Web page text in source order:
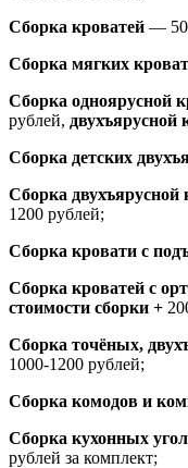
Сборка кроватей —
Сборка мягких
Сборка одноярусной
рублей, двухъярусной
Сборка детских
Сборка
1200 рублей;
Сборка кровати с
Сборка кроватей с
стоимости сборки +
Сборка точёных,
1000-1200 рублей;
Сборка комодов и
Сборка кухонных
рублей за комплект;